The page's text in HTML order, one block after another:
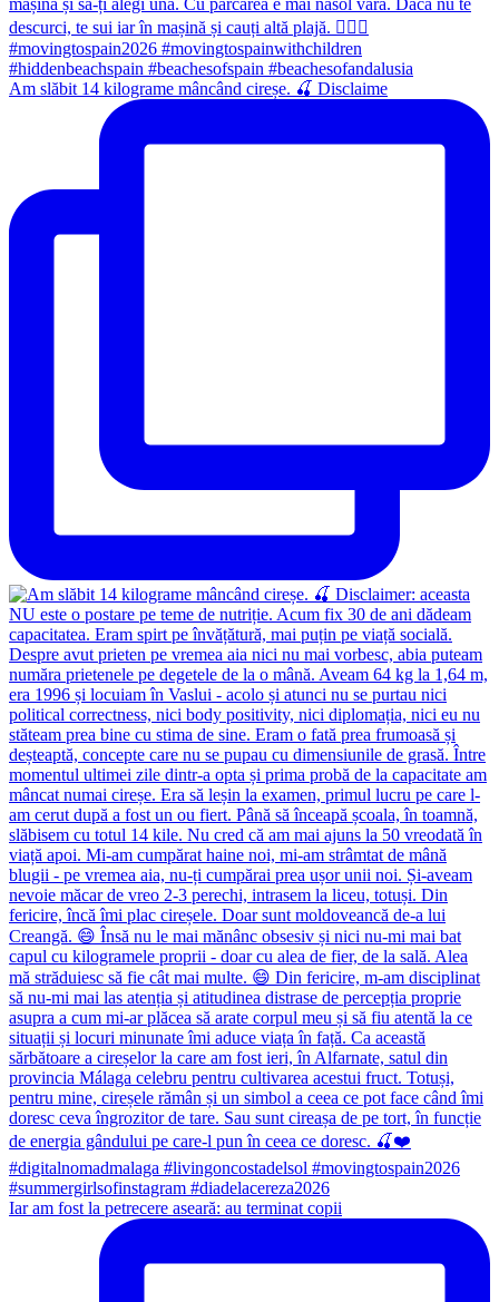
Am slăbit 14 kilograme mâncând cireșe. 🍒 Disclaime
Iar am fost la petrecere aseară: au terminat copii